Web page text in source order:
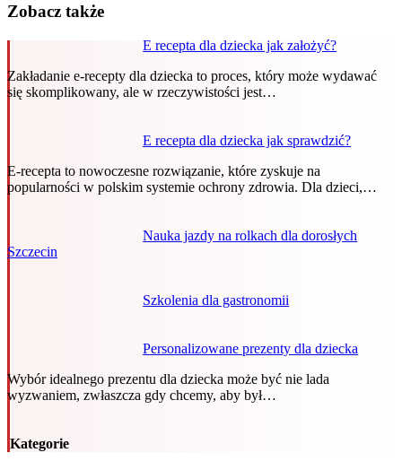
Zobacz także
E recepta dla dziecka jak założyć?
Zakładanie e-recepty dla dziecka to proces, który może wydawać
się skomplikowany, ale w rzeczywistości jest…
E recepta dla dziecka jak sprawdzić?
E-recepta to nowoczesne rozwiązanie, które zyskuje na
popularności w polskim systemie ochrony zdrowia. Dla dzieci,…
Nauka jazdy na rolkach dla dorosłych
Szczecin
Szkolenia dla gastronomii
Personalizowane prezenty dla dziecka
Wybór idealnego prezentu dla dziecka może być nie lada
wyzwaniem, zwłaszcza gdy chcemy, aby był…
Kategorie